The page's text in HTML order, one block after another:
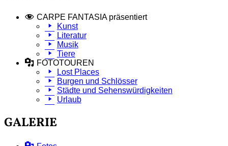
CARPE FANTASIA präsentiert
Kunst
Literatur
Musik
Tiere
FOTOTOUREN
Lost Places
Burgen und Schlösser
Städte und Sehenswürdigkeiten
Urlaub
GALERIE